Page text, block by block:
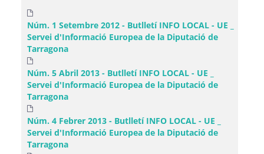
Núm. 1 Setembre 2012 - Butlletí INFO LOCAL - UE _
Servei d'Informació Europea de la Diputació de
Tarragona
Núm. 5 Abril 2013 - Butlletí INFO LOCAL - UE _
Servei d'Informació Europea de la Diputació de
Tarragona
Núm. 4 Febrer 2013 - Butlletí INFO LOCAL - UE _
Servei d'Informació Europea de la Diputació de
Tarragona